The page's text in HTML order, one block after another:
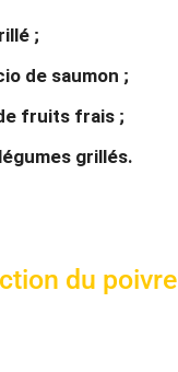
;
de saumon ;
fruits frais ;
grillés.
du poivre